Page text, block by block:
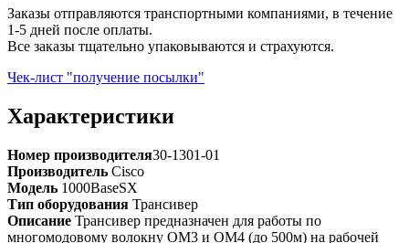
Заказы отправляются транспортными компаниями, в течение
1-5 дней после оплаты.
Все заказы тщательно упаковываются и страхуются.
Чек-лист "получение посылки"
Характеристики
Номер производителя30-1301-01
Производитель Cisco
Модель 1000BaseSX
Тип оборудования Трансивер
Описание Трансивер предназначен для работы по
многомодовому волокну OM3 и OM4 (до 500м) на рабочей